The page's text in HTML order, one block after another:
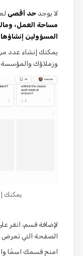
لا يوجد حد أقصى
مساحة العمل،
المسؤولين إنشاؤها
يمكنك إنشاء عدد
وزملاؤك والمؤسسة.
يمكنك
لإضافة قسم، انقر
الصفحة التي تعرض
امنح قسمك اسمًا